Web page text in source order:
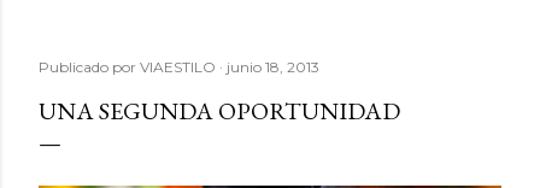
Publicado por VIAESTILO junio 18, 2013
UNA SEGUNDA OPORTUNIDAD